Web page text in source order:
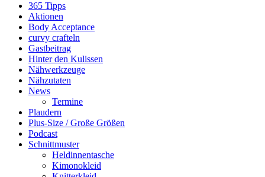
365 Tipps
Aktionen
Body Acceptance
curvy crafteln
Gastbeitrag
Hinter den Kulissen
Nähwerkzeuge
Nähzutaten
News
Termine
Plaudern
Plus-Size / Große Größen
Podcast
Schnittmuster
Heldinnentasche
Kimonokleid